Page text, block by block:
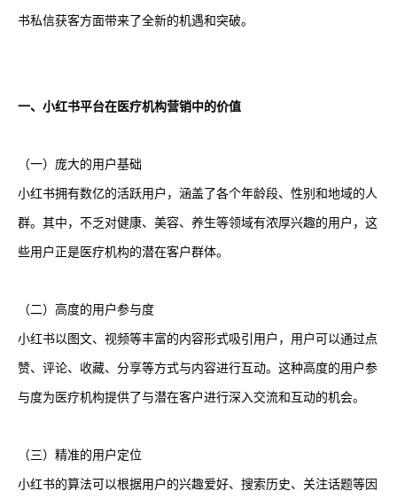
书私信获客方面带来了全新的机遇和突破。
一、小红书平台在医疗机构营销中的价值
（一）庞大的用户基础
小红书拥有数亿的活跃用户，涵盖了各个年龄段、性别和地域的人
群。其中，不乏对健康、美容、养生等领域有浓厚兴趣的用户，这
些用户正是医疗机构的潜在客户群体。
（二）高度的用户参与度
小红书以图文、视频等丰富的内容形式吸引用户，用户可以通过点
赞、评论、收藏、分享等方式与内容进行互动。这种高度的用户参
与度为医疗机构提供了与潜在客户进行深入交流和互动的机会。
（三）精准的用户定位
小红书的算法可以根据用户的兴趣爱好、搜索历史、关注话题等因